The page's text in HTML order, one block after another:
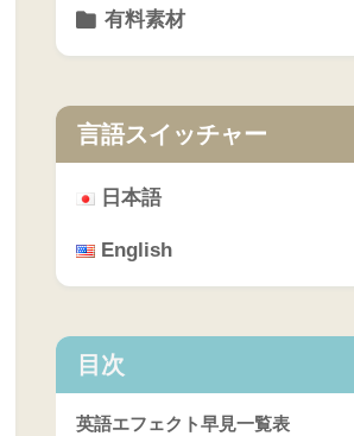
有料素材
言語スイッチャー
日本語
English
目次
英語エフェクト早見一覧表